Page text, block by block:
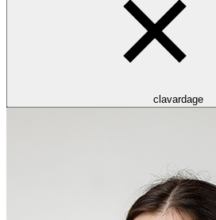
clavardage